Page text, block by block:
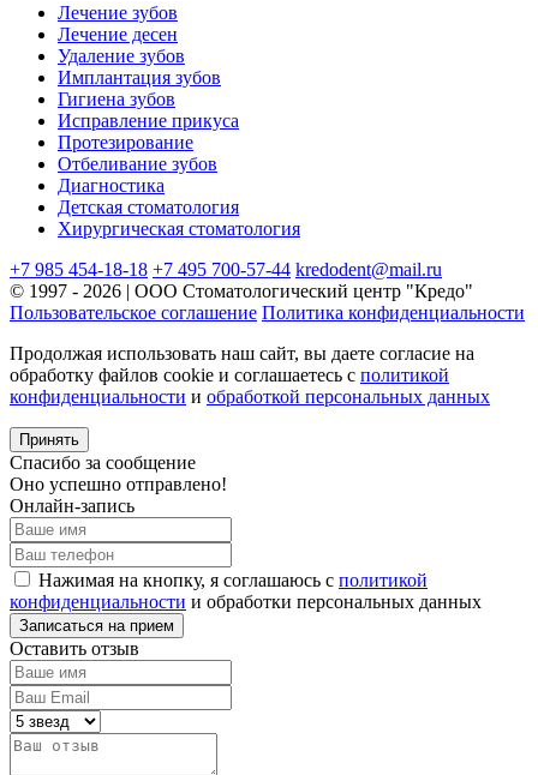
Лечение зубов
Лечение десен
Удаление зубов
Имплантация зубов
Гигиена зубов
Исправление прикуса
Протезирование
Отбеливание зубов
Диагностика
Детская стоматология
Хирургическая стоматология
+7 985 454-18-18 +7 495 700-57-44 kredodent@mail.ru
© 1997 - 2026 | ООО Стоматологический центр "Кредо"
Пользовательское соглашение Политика конфиденциальности
Продолжая использовать наш сайт, вы даете согласие на
обработку файлов cookie и соглашаетесь с политикой
конфиденциальности и обработкой персональных данных
Принять
Спасибо за сообщение
Оно успешно отправлено!
Онлайн-запись
Нажимая на кнопку, я соглашаюсь с политикой
конфиденциальности и обработки персональных данных
Оставить отзыв